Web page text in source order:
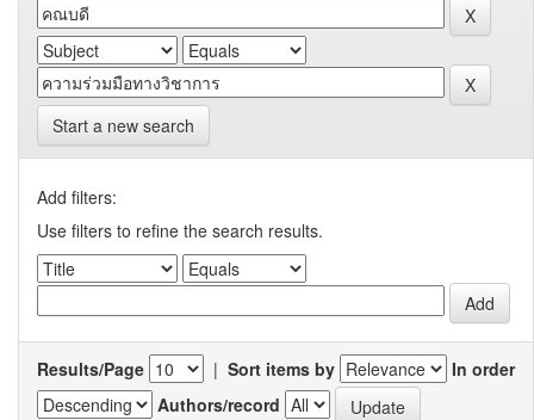
Start a new search
Add filters:
Use filters to refine the search results.
Results/Page | Sort items by
In order
Authors/record